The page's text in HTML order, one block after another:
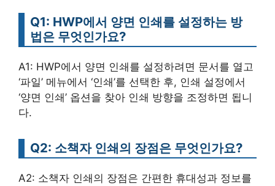
Q1: HWP에서 양면 인쇄를 설정하는 방
법은 무엇인가요?
A1: HWP에서 양면 인쇄를 설정하려면 문서를 열고
‘파일’ 메뉴에서 ‘인쇄’를 선택한 후, 인쇄 설정에서
‘양면 인쇄’ 옵션을 찾아 인쇄 방향을 조정하면 됩니
다.
Q2: 소책자 인쇄의 장점은 무엇인가요?
A2: 소책자 인쇄의 장점은 간편한 휴대성과 정보를